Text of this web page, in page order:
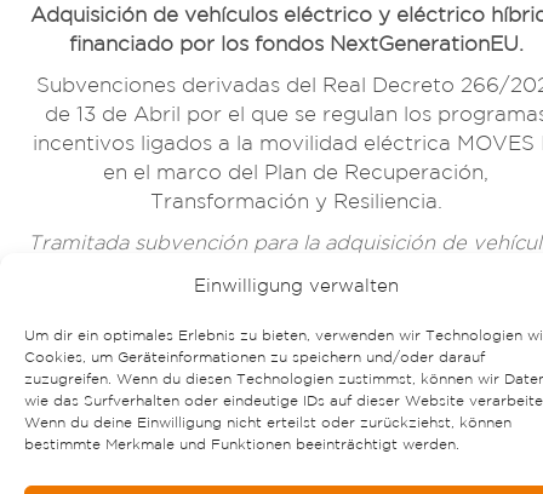
Einwilligung verwalten
Um dir ein optimales Erlebnis zu bieten, verwenden wir Technologien
Cookies, um Geräteinformationen zu speichern und/oder darauf
zuzugreifen. Wenn du diesen Technologien zustimmst, können wir
wie das Surfverhalten oder eindeutige IDs auf dieser Website
Wenn du deine Einwilligung nicht erteilst oder zurückziehst, können
bestimmte Merkmale und Funktionen beeinträchtigt werden.
Adquisición de vehículos eléctrico y eléctrico
financiado por los fondos NextGenerationEU.
Subvenciones derivadas del Real Decreto 266/
de 13 de Abril por el que se regulan los
incentivos ligados a la movilidad eléctrica MOVES
en el marco del Plan de Recuperación,
Transformación y Resiliencia.
Tramitada subvención para la adquisición de